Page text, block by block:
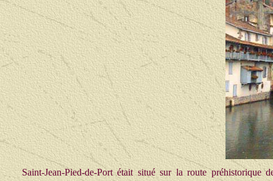
Saint-Jean-Pied-de-Port était situésur la route préhistorique